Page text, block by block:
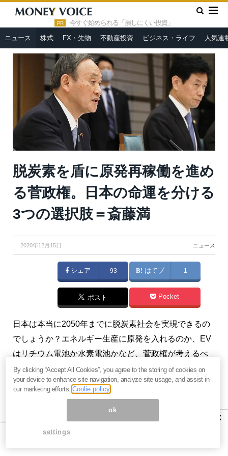
PR 今すぐ始められる「損しにくい投資」
ニュース 株式 FX・先物 不動産投資 ビジネス・ライフ 人気連
HOME » ニュース »
脱炭素を盾に原発再稼働を進める菅政権。
日本の命運を分ける3つの選択肢＝斎藤満
脱炭素を盾に原発再稼働を進め
る菅政権。日本の命運を分ける
3つの選択肢＝斎藤満
2020年12月15日 ニュース
シェア 93 はてブ 1
ポスト Pocket
日本は本当に2050年までに脱炭素社会を実現できるの
でしょうか？エネルギー生産に原発を入れるのか、EV
はリチウム電池か水素電池かなど、菅政権が考えるべ
き視点が少なくとも3つあります。（『マンさんの経済
あらかると』斎藤満）
マンさんの経済あらかると
2020年12月14日の抜粋です。ご興味を持たれた方はぜ
ひこの機会にバックナンバー含め
試し購読をどうぞ。
×
By clicking “Accept All Cookies”, you agree to the storing of cookies on
your device to enhance site navigation, analyze site usage, and assist in
our marketing efforts.Coolie policy
ok
settings